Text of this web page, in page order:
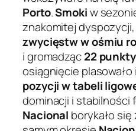
Porto.Smokiw
znakomitej
zwycięstw w ośmiu
i gromadząc22 punkty
osiągnięcie
pozycji w tabeli
dominacji i stabilności
Nacional borykało